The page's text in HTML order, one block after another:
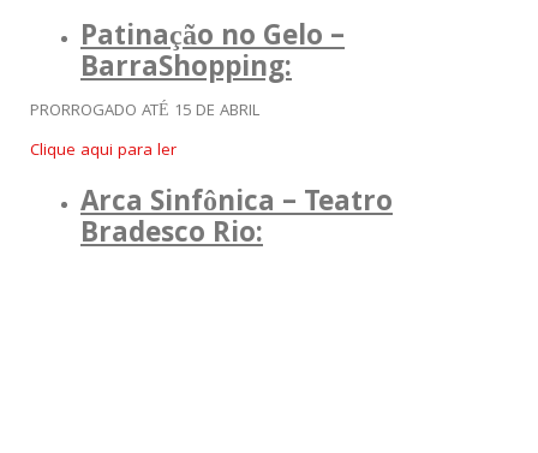
Patinação no Gelo –
BarraShopping:
PRORROGADO ATÉ 15 DE ABRIL
Clique aqui para ler
Arca Sinfônica – Teatro
Bradesco Rio: